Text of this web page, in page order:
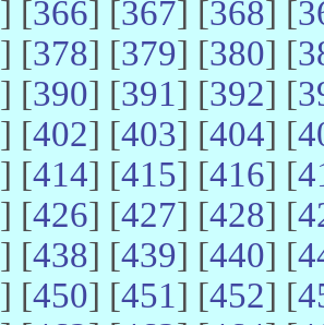
] [366] [367] [368] [
] [378] [379] [380] [
] [390] [391] [392] [
] [402] [403] [404] [
] [414] [415] [416] [
] [426] [427] [428] [
] [438] [439] [440] [
] [450] [451] [452] [